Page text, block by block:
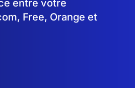
entre votre
Free, Orange et